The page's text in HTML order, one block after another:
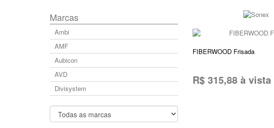
Marcas
Ambi
AMF
Aubicon
AVD
Divisystem
FIBERWOOD Frisada
R$ 315,88 à vista